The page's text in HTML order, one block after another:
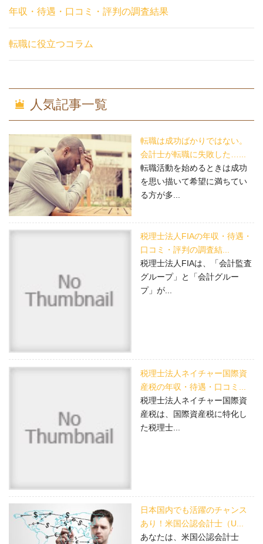
年収・待遇・口コミ・評判の調査結果
転職に役立つコラム
人気記事一覧
転職は成功ばかりではない。
会計士が転職に失敗した…...
転職活動を始めるときは成功
を思い描いて希望に満ちてい
る方が多...
税理士法人FIAの年収・待遇・
口コミ・評判の調査結...
税理士法人FIAは、「会計監査
グループ」と「会計グルー
プ」が...
税理士法人ネイチャー国際資
産税の年収・待遇・口コミ...
税理士法人ネイチャー国際資
産税は、国際資産税に特化し
た税理士...
日本国内でも活躍のチャンス
あり！米国公認会計士（U...
あなたは、米国公認会計士